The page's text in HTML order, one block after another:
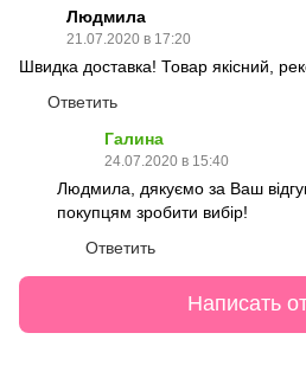
Людмила
21.07.2020 в 17:20
Швидка доставка! Товар якісний,
Ответить
Галина
24.07.2020 в 15:40
Людмила, дякуємо за Ваш
покупцям зробити вибір!
Ответить
Написать